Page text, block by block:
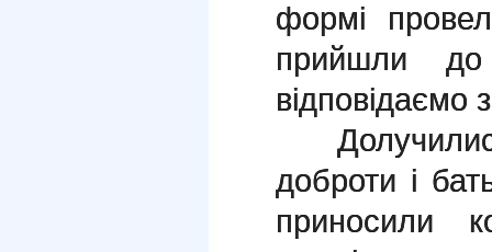
формі
прийшли
відповідаємо
доброти і
приносили